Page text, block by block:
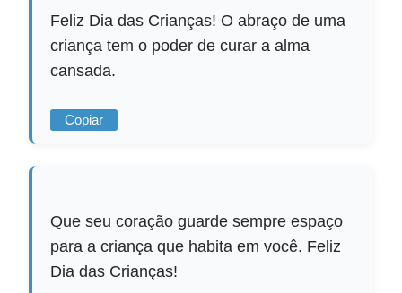
Feliz Dia das Crianças! O abraço de uma
criança tem o poder de curar a alma
cansada.
Copiar
Que seu coração guarde sempre espaço
para a criança que habita em você. Feliz
Dia das Crianças!